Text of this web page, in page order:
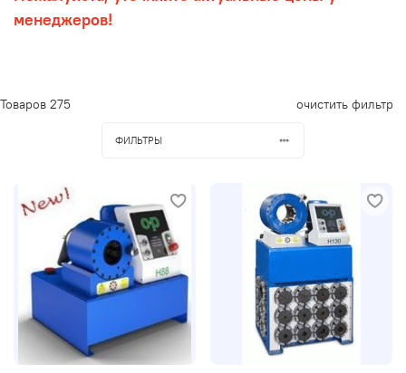
менеджеров!
Товаров 275 очистить фильтр
ФИЛЬТРЫ